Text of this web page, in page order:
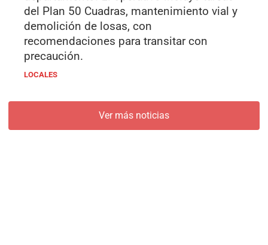
del Plan 50 Cuadras, mantenimiento vial y
demolición de losas, con
recomendaciones para transitar con
precaución.
LOCALES
Ver más noticias